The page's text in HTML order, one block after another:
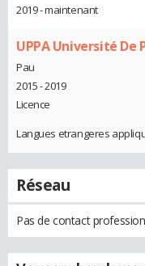
2019 - maintenant
UPPA Université De
Pau
2015 - 2019
Licence
Langues etrangeres
Réseau
Pas de contact